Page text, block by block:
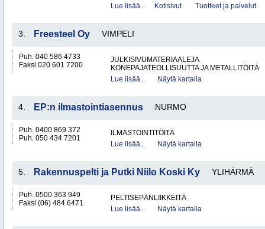
Lue lisää..
Kotisivut Tuotteet ja palvelut
3. Freesteel Oy VIMPELI
Puh. 040 586 4733
Faksi 020 601 7200
JULKISIVUMATERIAALEJA
KONEPAJATEOLLISUUTTA JA METALLITÖITÄ
Lue lisää..
Näytä kartalla
4. EP:n ilmastointiasennus NURMO
Puh. 0400 869 372
Puh. 050 434 7201
ILMASTOINTITÖITÄ
Lue lisää..
Näytä kartalla
5. Rakennuspelti ja Putki Niilo Koski Ky YLIHÄRMÄ
Puh. 0500 363 949
Faksi (06) 484 6471
PELTISEPÄNLIIKKEITÄ
Lue lisää..
Näytä kartalla